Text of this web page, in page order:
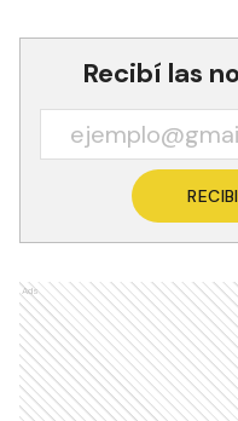
Recibí las
Ads